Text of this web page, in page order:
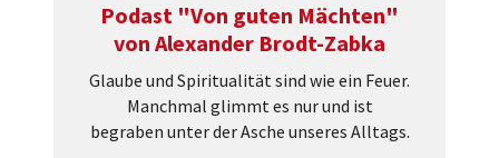
Podast "Von guten Mächten"
von Alexander Brodt-Zabka
Glaube und Spiritualität sind wie ein Feuer.
Manchmal glimmt es nur und ist
begraben unter der Asche unseres Alltags.